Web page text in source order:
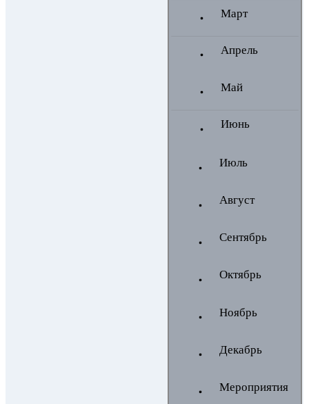
Март
Апрель
Май
Июнь
Июль
Август
Сентябрь
Октябрь
Ноябрь
Декабрь
Мероприятия